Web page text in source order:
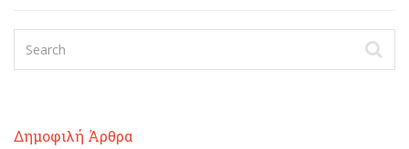
Δημοφιλή Άρθρα